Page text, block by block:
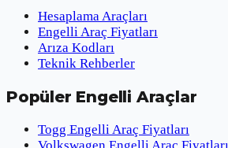
Hesaplama Araçları
Engelli Araç Fiyatları
Arıza Kodları
Teknik Rehberler
Popüler Engelli Araçlar
Togg Engelli Araç Fiyatları
Volkswagen Engelli Araç Fiyatları